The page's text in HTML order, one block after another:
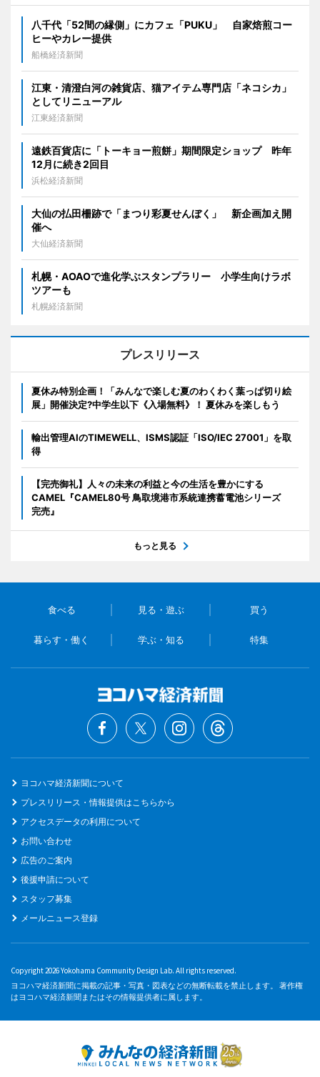
八千代「52間の縁側」にカフェ「PUKU」 自家焙煎コー
ヒーやカレー提供
船橋経済新聞
江東・清澄白河の雑貨店、猫アイテム専門店「ネコシカ」
としてリニューアル
江東経済新聞
遠鉄百貨店に「トーキョー煎餅」期間限定ショップ 昨年
12月に続き2回目
浜松経済新聞
大仙の払田柵跡で「まつり彩夏せんぼく」 新企画加え開
催へ
大仙経済新聞
札幌・AOAOで進化学ぶスタンプラリー 小学生向けラボ
ツアーも
札幌経済新聞
プレスリリース
夏休み特別企画！「みんなで楽しむ夏のわくわく葉っぱ切り絵
展」開催決定?中学生以下《入場無料》！ 夏休みを楽しもう
輸出管理AIのTIMEWELL、ISMS認証「ISO/IEC 27001」を取
得
【完売御礼】人々の未来の利益と今の生活を豊かにする
CAMEL『CAMEL80号 鳥取境港市系統連携蓄電池シリーズ
完売』
もっと見る
食べる 見る・遊ぶ 買う
暮らす・働く 学ぶ・知る 特集
ヨコハマ経済新聞について
プレスリリース・情報提供はこちらから
アクセスデータの利用について
お問い合わせ
広告のご案内
後援申請について
スタッフ募集
メールニュース登録
Copyright 2026 Yokohama Community Design Lab. All rights reserved.
ヨコハマ経済新聞に掲載の記事・写真・図表などの無断転載を禁止します。 著作権
はヨコハマ経済新聞またはその情報提供者に属します。